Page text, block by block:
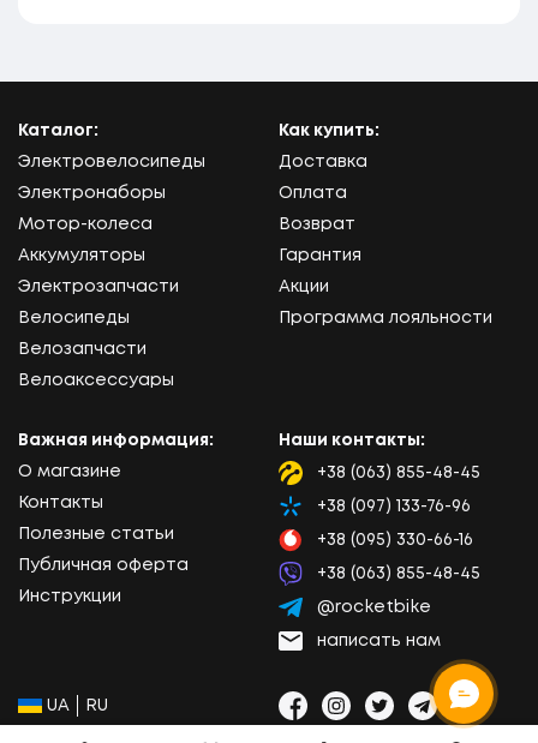
Каталог:
Электровелосипеды
Электронаборы
Мотор-колеса
Аккумуляторы
Электрозапчасти
Велосипеды
Велозапчасти
Велоаксессуары
Как купить:
Доставка
Оплата
Возврат
Гарантия
Акции
Программа лояльности
Важная информация:
О магазине
Контакты
Полезные статьи
Публичная оферта
Инструкции
Наши контакты:
Lifecell
+38 (063) 855-48-45
Kyivstar
+38 (097) 133-76-96
Vodafone
+38 (095) 330-66-16
Viber
+38 (063) 855-48-45
Telegram
@rocketbike
Email
написать нам
Социальные сети:
Facebook
Instagram
TwitterTelegram
Viber
Выбор языка сайта:
UA RU